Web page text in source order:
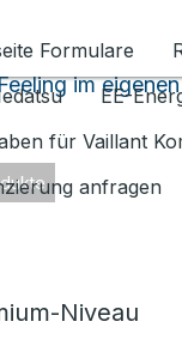
Formulare
EE-
für Vaillant
anfragen
im
Niveau